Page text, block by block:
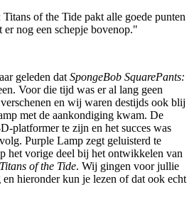
of the Tide pakt alle goede punten
nog een schepje bovenop."
geleden dat SpongeBob SquarePants:
Voor die tijd was er al lang geen
en wij waren destijds ook blij
met de aankondiging kwam. De
platformer te zijn en het succes was
Purple Lamp zegt geluisterd te
het vorige deel bij het ontwikkelen van
of the Tide. Wij gingen voor jullie
en hieronder kun je lezen of dat ook echt